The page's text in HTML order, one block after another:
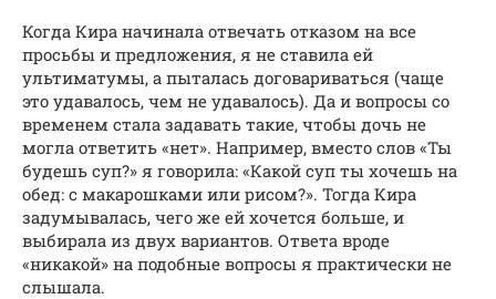
Когда Кира начинала отвечать отказом на все
просьбы и предложения, я не ставила ей
ультиматумы, а пыталась договариваться (чаще
это удавалось, чем не удавалось). Да и вопросы со
временем стала задавать такие, чтобы дочь не
могла ответить «нет». Например, вместо слов «Ты
будешь суп?» я говорила: «Какой суп ты хочешь на
обед: с макарошками или рисом?». Тогда Кира
задумывалась, чего же ей хочется больше, и
выбирала из двух вариантов. Ответа вроде
«никакой» на подобные вопросы я практически не
слышала.